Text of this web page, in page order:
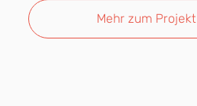
Mehr zum Projekt